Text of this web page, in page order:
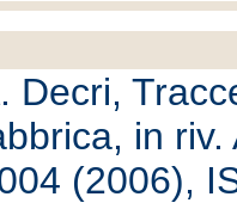
Decri,
in riv.
(2006),